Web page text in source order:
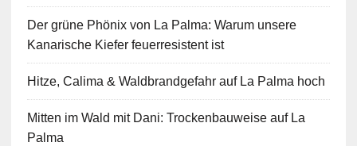
Der grüne Phönix von La Palma: Warum unsere
Kanarische Kiefer feuerresistent ist
Hitze, Calima & Waldbrandgefahr auf La Palma hoch
Mitten im Wald mit Dani: Trockenbauweise auf La
Palma